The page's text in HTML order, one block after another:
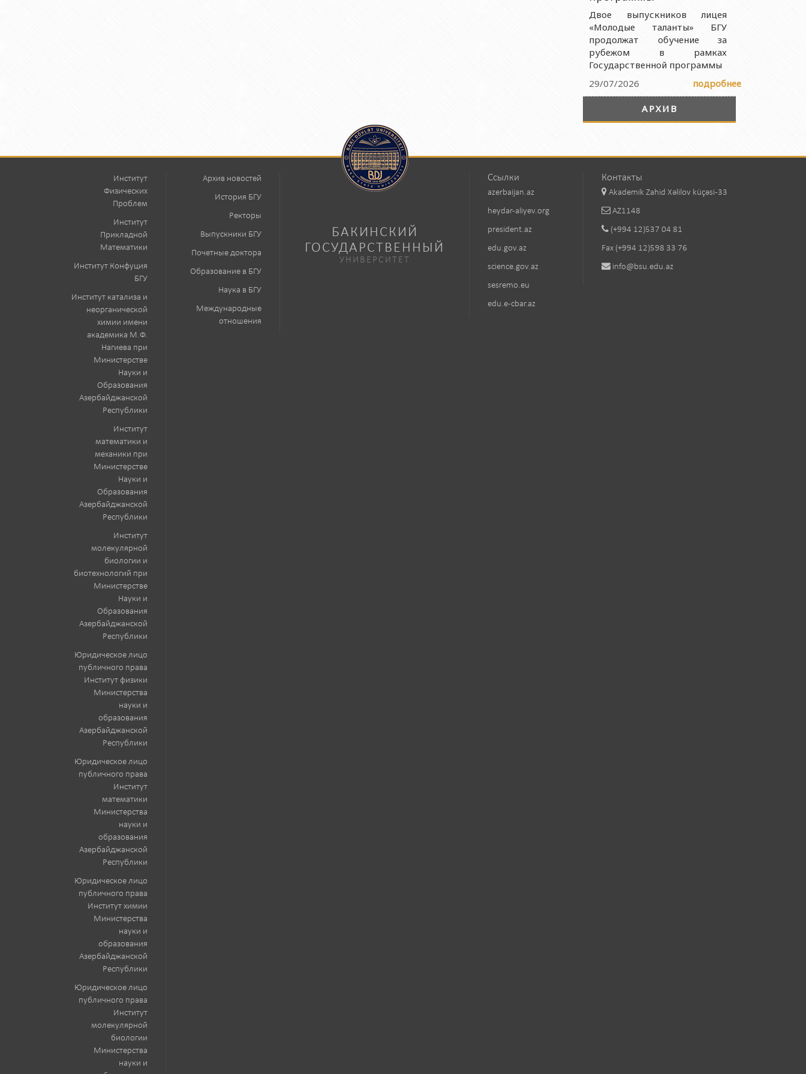
Двое выпускников лицея
«Молодые таланты» БГУ
продолжат обучение за
рубежом в рамках
Государственной программы
29/07/2026
подробнее
АРХИВ
Институт
Физических
Проблем
Институт
Прикладной
Математики
Институт Конфуция
БГУ
Институт катализа и
неорганической
химии имени
академика М.Ф.
Нагиева при
Министерстве
Науки и
Образования
Азербайджанской
Республики
Институт
математики и
механики при
Министерстве
Науки и
Образования
Азербайджанской
Республики
Институт
молекулярной
биологии и
биотехнологий при
Министерстве
Науки и
Образования
Азербайджанской
Республики
Юридическое лицо
публичного права
Институт физики
Министерства
науки и
образования
Азербайджанской
Республики
Юридическое лицо
публичного права
Институт
математики
Министерства
науки и
образования
Азербайджанской
Республики
Юридическое лицо
публичного права
Институт химии
Министерства
науки и
образования
Азербайджанской
Республики
Юридическое лицо
публичного права
Институт
молекулярной
биологии
Министерства
науки и
Архив новостей
История БГУ
Ректоры
Выпускники БГУ
Почетные доктора
Образование в БГУ
Наука в БГУ
Международные
отношения
БАКИНСКИЙ
ГОСУДАРСТВЕННЫЙ
УНИВЕРСИТЕТ
Ссылки
azerbaijan.az
heydar-aliyev.org
president.az
edu.gov.az
science.gov.az
sesremo.eu
edu.e-cbar.az
Контакты
Akademik Zahid Xəlilov küçəsi-33
AZ1148
(+994 12)537 04 81
Fax (+994 12)598 33 76
info@bsu.edu.az